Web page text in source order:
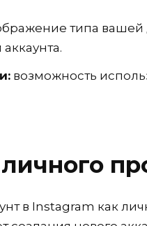
типа вашей
возможность
в Instagram как